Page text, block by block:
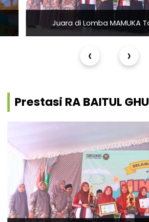
Juara di Lomba MAMUKA
‹ ›
Prestasi RA BAITUL